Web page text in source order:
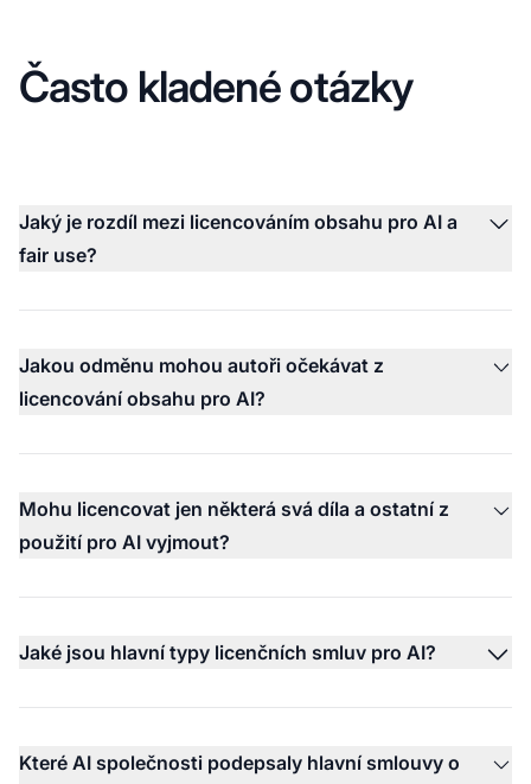
Často kladené otázky
Jaký je rozdíl mezi licencováním obsahu pro AI a
fair use?
Jakou odměnu mohou autoři očekávat z
licencování obsahu pro AI?
Mohu licencovat jen některá svá díla a ostatní z
použití pro AI vyjmout?
Jaké jsou hlavní typy licenčních smluv pro AI?
Které AI společnosti podepsaly hlavní smlouvy o